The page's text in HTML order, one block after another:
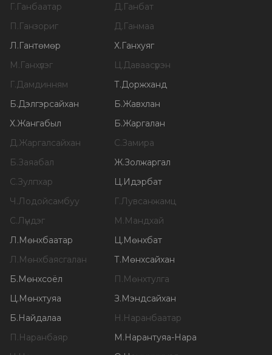
Г.Ганбаатар Д.Ганбат
П.Ганзориг Д.Ганмаа
Л.Гантөмөр Х.Ганхуяг
М.Ганхүлэг Ц.Даваасүрэн
Г.Дамдинням Т.Доржханд
Б.Дэлгэрсайхан Б.Жавхлан
Х.Жангабыл Б.Жаргалан
Д.Жаргалсайхан С.Замира
Б.Заяабал Ж.Золжаргал
С.Зулпхар Ц.Идэрбат
Ч.Лодойсамбуу Г.Лувсанжамц
С.Лүндэг М.Мандхай
Л.Мөнхбаатар Ц.Мөнхбат
Л.Мөнхбаясгалан Т.Мөнхсайхан
Б.Мөнхсоёл П.Мөнхтулга
Ц.Мөнхтуяа З.Мэндсайхан
Б.Найдалаа Н.Наранбаатар
П.Наранбаяр М.Нарантуяа-Нара